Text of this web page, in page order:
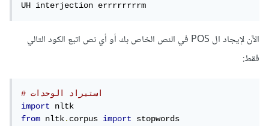
UH interjection errrrrrrrm
الآن لإيجاد ال POS في النص الخاص بك أو أي نص اتبع الكود التالي
فقط:
import
from nltk.corpus import